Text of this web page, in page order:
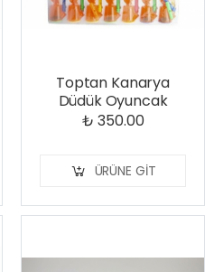
Toptan Kanarya
Düdük Oyuncak
₺ 350.00
ÜRÜNE GIT